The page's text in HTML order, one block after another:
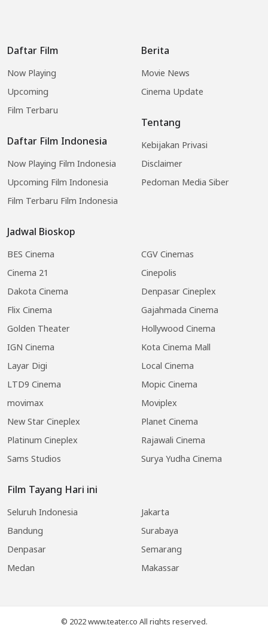
Daftar Film
Now Playing
Upcoming
Film Terbaru
Daftar Film Indonesia
Now Playing Film Indonesia
Upcoming Film Indonesia
Film Terbaru Film Indonesia
Jadwal Bioskop
BES Cinema
CGV Cinemas
Cinema 21
Cinepolis
Dakota Cinema
Denpasar Cineplex
Flix Cinema
Gajahmada Cinema
Golden Theater
Hollywood Cinema
IGN Cinema
Kota Cinema Mall
Layar Digi
Local Cinema
LTD9 Cinema
Mopic Cinema
movimax
Moviplex
New Star Cineplex
Planet Cinema
Platinum Cineplex
Rajawali Cinema
Sams Studios
Surya Yudha Cinema
Film Tayang Hari ini
Seluruh Indonesia
Jakarta
Bandung
Surabaya
Denpasar
Semarang
Medan
Makassar
Berita
Movie News
Cinema Update
Tentang
Kebijakan Privasi
Disclaimer
Pedoman Media Siber
© 2022 www.teater.co All rights reserved.